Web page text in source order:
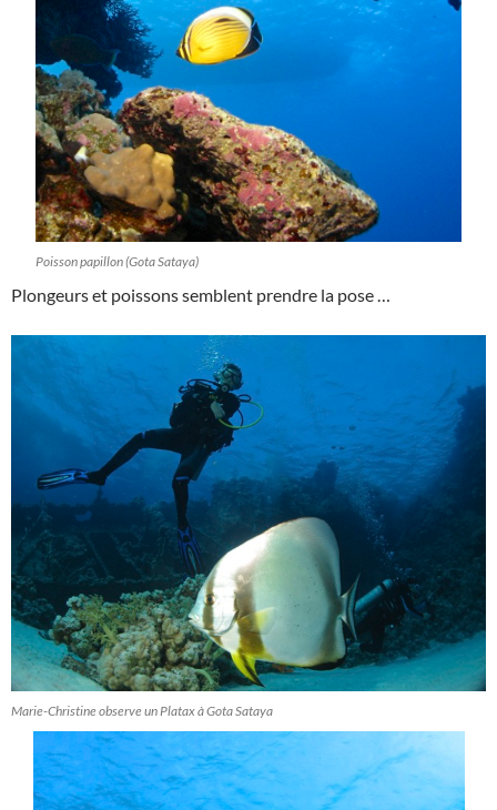
Poisson papillon (Gota Sataya)
Plongeurs et poissons semblent prendre la pose …
Marie-Christine observe un Platax à Gota Sataya